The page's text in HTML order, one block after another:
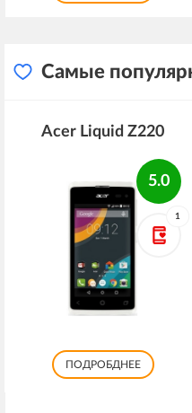
Самые
Acer Liquid Z220
5.0
1
ПОДРОБДНЕЕ